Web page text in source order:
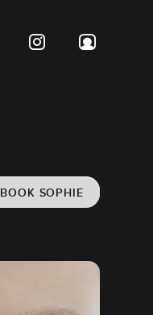
BOOK SOPHIE